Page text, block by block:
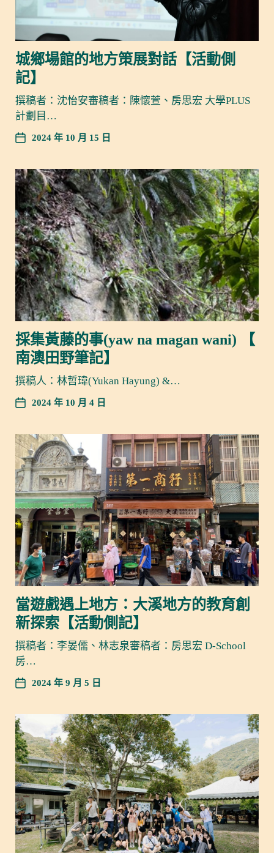
城鄉場館的地方策展對話【活動側
記】
撰稿者：沈怡安審稿者：陳懷萱、房思宏 大學PLUS
計劃目…
2024 年 10 月 15 日
採集黃藤的事(yaw na magan wani) 【
南澳田野筆記】
撰稿人：林哲瑋(Yukan Hayung) &…
2024 年 10 月 4 日
當遊戲遇上地方：大溪地方的教育創
新探索【活動側記】
撰稿者：李晏儒、林志泉審稿者：房思宏 D-School
房…
2024 年 9 月 5 日